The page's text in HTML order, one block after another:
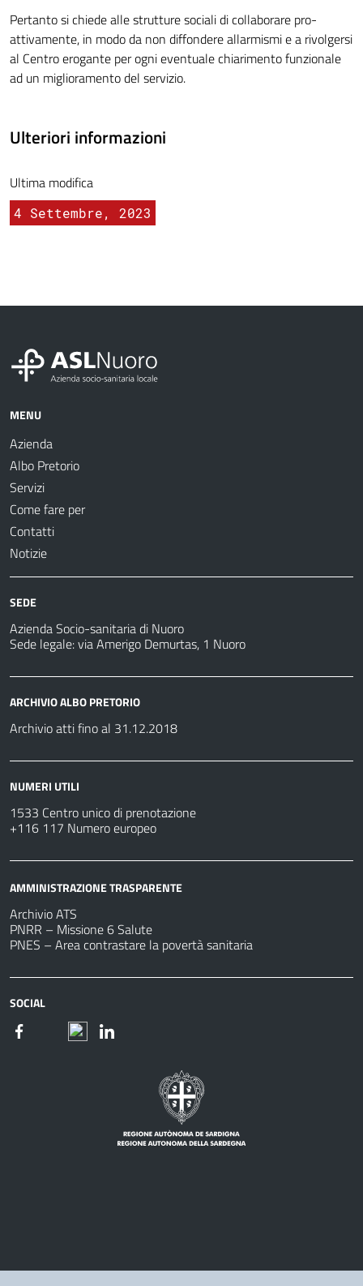
Pertanto si chiede alle strutture sociali di collaborare pro-
attivamente, in modo da non diffondere allarmismi e a rivolgersi
al Centro erogante per ogni eventuale chiarimento funzionale
ad un miglioramento del servizio.
Ulteriori informazioni
Ultima modifica
4 Settembre, 2023
MENU
Azienda
Albo Pretorio
Servizi
Come fare per
Contatti
Notizie
SEDE
Azienda Socio-sanitaria di Nuoro
Sede legale: via Amerigo Demurtas, 1 Nuoro
ARCHIVIO ALBO PRETORIO
Archivio atti fino al 31.12.2018
NUMERI UTILI
1533 Centro unico di prenotazione
+116 117 Numero europeo
AMMINISTRAZIONE TRASPARENTE
Archivio ATS
PNRR – Missione 6 Salute
PNES – Area contrastare la povertà sanitaria
SOCIAL